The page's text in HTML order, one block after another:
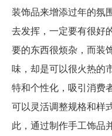
装饰品来增添过年的氛
去发挥，一定要有很好
要的东西很烦杂，而装
味，却是可以很火热的
特和个性化，吸引消费
可以灵活调整规格和样
此，通过制作手工饰品